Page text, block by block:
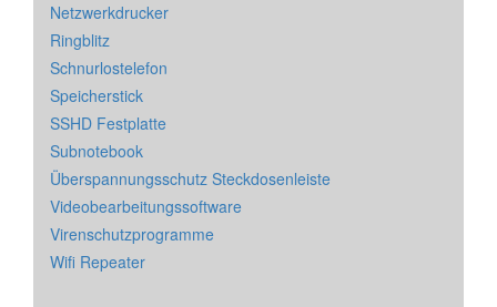
Netzwerkdrucker
Ringblitz
Schnurlostelefon
Speicherstick
SSHD Festplatte
Subnotebook
Überspannungsschutz Steckdosenleiste
Videobearbeitungssoftware
Virenschutzprogramme
Wifi Repeater